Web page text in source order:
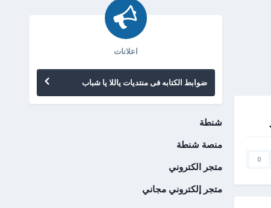
0
اعلانات
ضوابط الكتابه فى منتديات ياللا يا شباب
شنطة
منصة شنطة
متجر الكتروني
متجر إلكتروني مجاني